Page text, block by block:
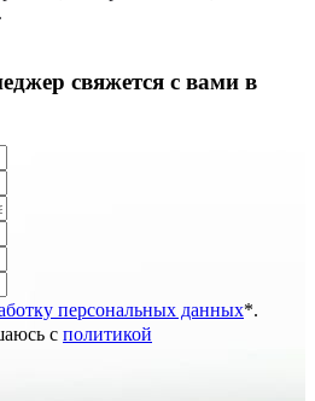
свяжется с вами в
персональных данных*.
с политикой